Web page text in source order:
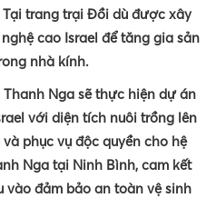
trang trại Đồi dù được xây
cao Israel để tăng gia sản
nhà kính.
Nga sẽ thực hiện dự án
với diện tích nuôi trồng lên
phục vụ độc quyền cho hệ
Nga tại Ninh Bình, cam kết
đảm bảo an toàn vệ sinh